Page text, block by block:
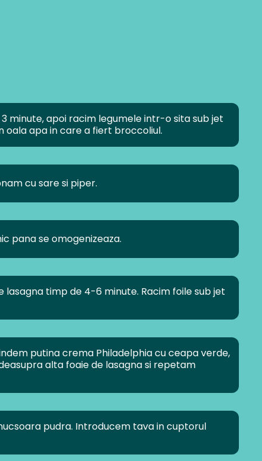
minute, apoi racim legumele intr-o sita sub jet
oala apa in care a fiert broccoliul.
cu sare si piper.
pana se omogenizeaza.
timp de 4-6 minute. Racim foile sub jet
putina crema Philadelphia cu ceapa verde,
alta foaie de lasagna si repetam
pudra. Introducem tava in cuptorul